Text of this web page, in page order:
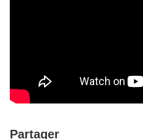
Partager